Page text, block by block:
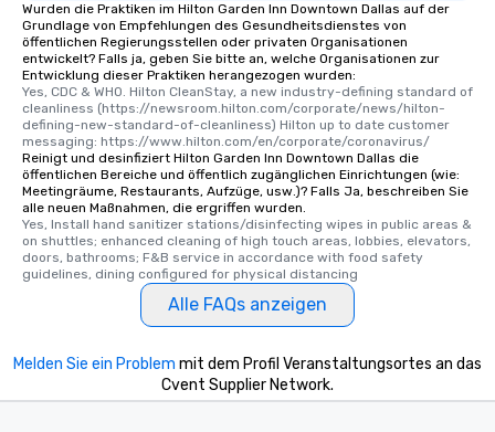
Wurden die Praktiken im Hilton Garden Inn Downtown Dallas auf der
Grundlage von Empfehlungen des Gesundheitsdienstes von
öffentlichen Regierungsstellen oder privaten Organisationen
entwickelt? Falls ja, geben Sie bitte an, welche Organisationen zur
Entwicklung dieser Praktiken herangezogen wurden:
Yes, CDC & WHO. Hilton CleanStay, a new industry-defining standard of
cleanliness (https://newsroom.hilton.com/corporate/news/hilton-
defining-new-standard-of-cleanliness) Hilton up to date customer
messaging: https://www.hilton.com/en/corporate/coronavirus/
Reinigt und desinfiziert Hilton Garden Inn Downtown Dallas die
öffentlichen Bereiche und öffentlich zugänglichen Einrichtungen (wie:
Meetingräume, Restaurants, Aufzüge, usw.)? Falls Ja, beschreiben Sie
alle neuen Maßnahmen, die ergriffen wurden.
Yes, Install hand sanitizer stations/disinfecting wipes in public areas &
on shuttles; enhanced cleaning of high touch areas, lobbies, elevators,
doors, bathrooms; F&B service in accordance with food safety
guidelines, dining configured for physical distancing
Alle FAQs anzeigen
Melden Sie ein Problem mit dem Profil Veranstaltungsortes an das
Cvent Supplier Network.